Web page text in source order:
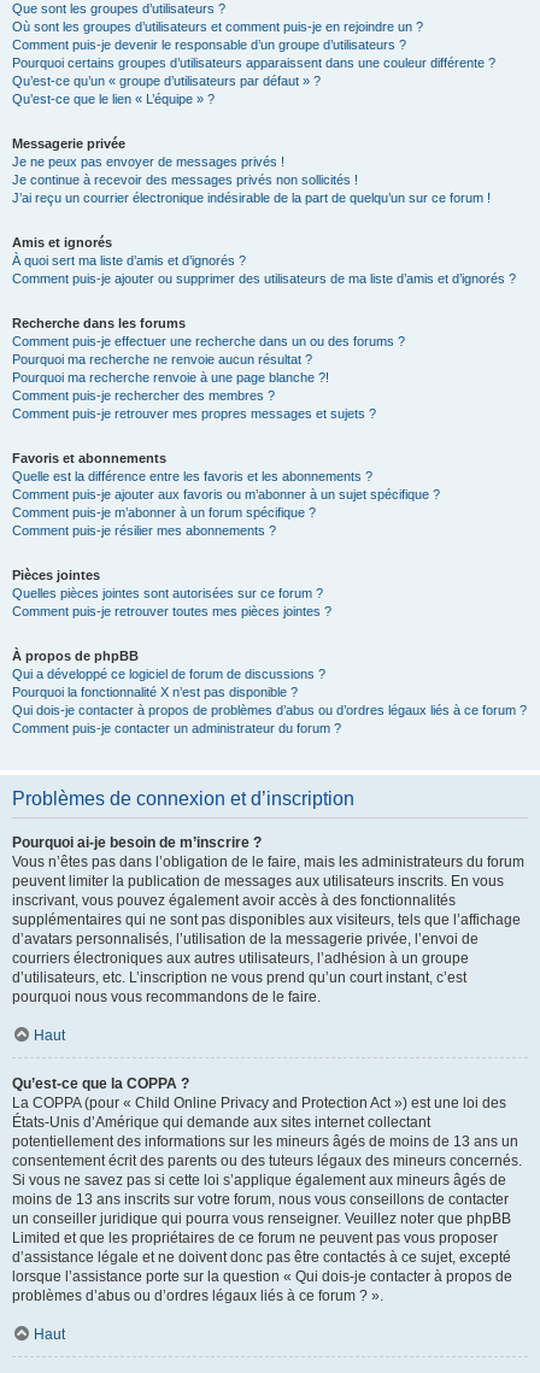
Que sont les groupes d’utilisateurs ?
Où sont les groupes d’utilisateurs et comment puis-je en rejoindre un ?
Comment puis-je devenir le responsable d’un groupe d’utilisateurs ?
Pourquoi certains groupes d’utilisateurs apparaissent dans une couleur différente ?
Qu’est-ce qu’un « groupe d’utilisateurs par défaut » ?
Qu’est-ce que le lien « L’équipe » ?
Messagerie privée
Je ne peux pas envoyer de messages privés !
Je continue à recevoir des messages privés non sollicités !
J’ai reçu un courrier électronique indésirable de la part de quelqu’un sur ce forum !
Amis et ignorés
À quoi sert ma liste d’amis et d’ignorés ?
Comment puis-je ajouter ou supprimer des utilisateurs de ma liste d’amis et d’ignorés ?
Recherche dans les forums
Comment puis-je effectuer une recherche dans un ou des forums ?
Pourquoi ma recherche ne renvoie aucun résultat ?
Pourquoi ma recherche renvoie à une page blanche ?!
Comment puis-je rechercher des membres ?
Comment puis-je retrouver mes propres messages et sujets ?
Favoris et abonnements
Quelle est la différence entre les favoris et les abonnements ?
Comment puis-je ajouter aux favoris ou m’abonner à un sujet spécifique ?
Comment puis-je m’abonner à un forum spécifique ?
Comment puis-je résilier mes abonnements ?
Pièces jointes
Quelles pièces jointes sont autorisées sur ce forum ?
Comment puis-je retrouver toutes mes pièces jointes ?
À propos de phpBB
Qui a développé ce logiciel de forum de discussions ?
Pourquoi la fonctionnalité X n’est pas disponible ?
Qui dois-je contacter à propos de problèmes d’abus ou d’ordres légaux liés à ce forum ?
Comment puis-je contacter un administrateur du forum ?
Problèmes de connexion et d’inscription
Pourquoi ai-je besoin de m’inscrire ?
Vous n’êtes pas dans l’obligation de le faire, mais les administrateurs du forum
peuvent limiter la publication de messages aux utilisateurs inscrits. En vous
inscrivant, vous pouvez également avoir accès à des fonctionnalités
supplémentaires qui ne sont pas disponibles aux visiteurs, tels que l’affichage
d’avatars personnalisés, l’utilisation de la messagerie privée, l’envoi de
courriers électroniques aux autres utilisateurs, l’adhésion à un groupe
d’utilisateurs, etc. L’inscription ne vous prend qu’un court instant, c’est
pourquoi nous vous recommandons de le faire.
Haut
Qu’est-ce que la COPPA ?
La COPPA (pour « Child Online Privacy and Protection Act ») est une loi des
États-Unis d’Amérique qui demande aux sites internet collectant
potentiellement des informations sur les mineurs âgés de moins de 13 ans un
consentement écrit des parents ou des tuteurs légaux des mineurs concernés.
Si vous ne savez pas si cette loi s’applique également aux mineurs âgés de
moins de 13 ans inscrits sur votre forum, nous vous conseillons de contacter
un conseiller juridique qui pourra vous renseigner. Veuillez noter que phpBB
Limited et que les propriétaires de ce forum ne peuvent pas vous proposer
d’assistance légale et ne doivent donc pas être contactés à ce sujet, excepté
lorsque l’assistance porte sur la question « Qui dois-je contacter à propos de
problèmes d’abus ou d’ordres légaux liés à ce forum ? ».
Haut